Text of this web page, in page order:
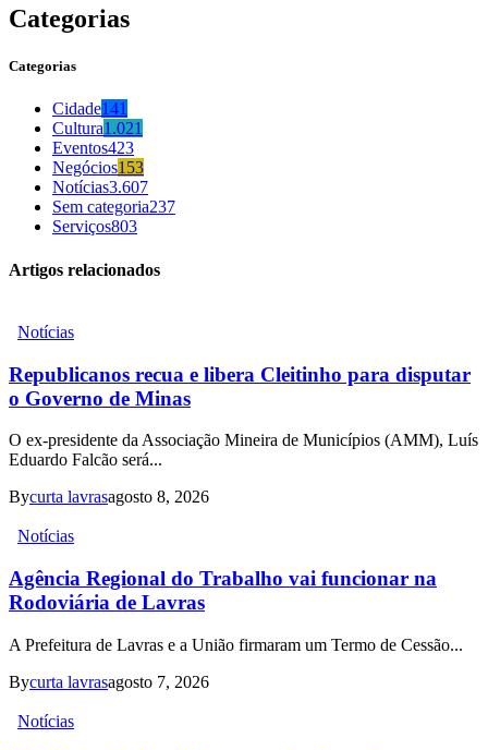
Categorias
Categorias
Cidade141
Cultura1.021
Eventos423
Negócios153
Notícias3.607
Sem categoria237
Serviços803
Artigos relacionados
Notícias
Republicanos recua e libera Cleitinho para disputar
o Governo de Minas
O ex-presidente da Associação Mineira de Municípios (AMM), Luís
Eduardo Falcão será...
Bycurta lavrasagosto 8, 2026
Notícias
Agência Regional do Trabalho vai funcionar na
Rodoviária de Lavras
A Prefeitura de Lavras e a União firmaram um Termo de Cessão...
Bycurta lavrasagosto 7, 2026
Notícias